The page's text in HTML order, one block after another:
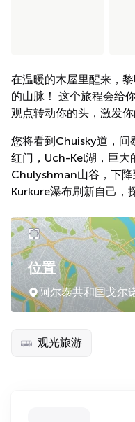
在温暖的木屋里醒来，
的山脉！ 这个旅程会给
观点转动你的头，激发你
您将看到Chuisky道，间
红门，Uch-Kel湖，巨大
Chulyshman山谷，下
Kurkure瀑布刷新自己，
位置
阿尔泰共和国戈尔
观光旅游